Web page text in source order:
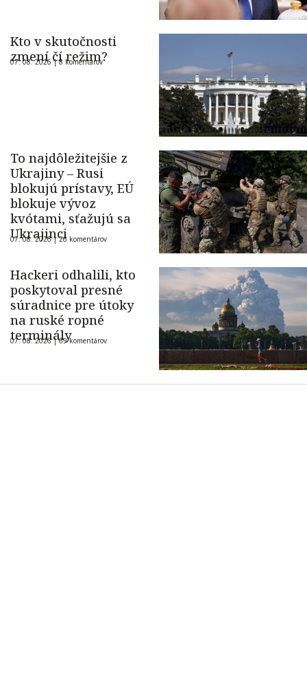
Kto v skutočnosti
zmení čí režim?
07. 08. 2026 |8 komentárov
To najdôležitejšie z
Ukrajiny – Rusi
blokujú prístavy, EÚ
blokuje vývoz
kvótami, sťažujú sa
Ukrajinci
07. 08. 2026 |26 komentárov
Hackeri odhalili, kto
poskytoval presné
súradnice pre útoky
na ruské ropné
terminály
07. 08. 2026 |69 komentárov